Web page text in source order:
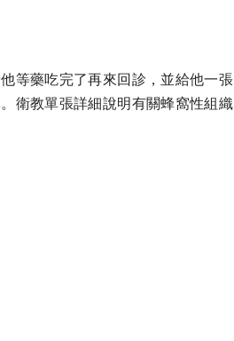
等藥吃完了再來回診，並給他一張
衛教單張詳細說明有關蜂窩性組織